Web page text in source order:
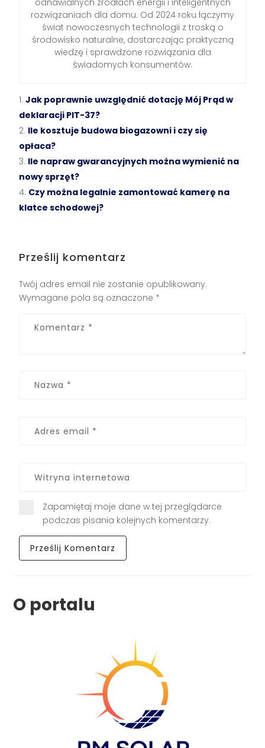
rozwiązaniach dla domu. Od 2024 roku łączymy
świat nowoczesnych technologii z troską o
środowisko naturalne, dostarczając praktyczną
wiedzę i sprawdzone rozwiązania dla
świadomych konsumentów.
Jak poprawnie uwzględnić dotację Mój Prąd w
deklaracji PIT-37?
Ile kosztuje budowa biogazowni i czy się
opłaca?
Ile napraw gwarancyjnych można wymienić na
nowy sprzęt?
Czy można legalnie zamontować kamerę na
klatce schodowej?
Prześlij komentarz
Twój adres email nie zostanie opublikowany.
Wymagane pola są oznaczone *
Zapamiętaj moje dane w tej przeglądarce
podczas pisania kolejnych komentarzy.
O portalu